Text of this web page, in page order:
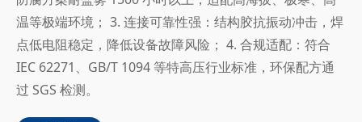
温等极端环境； 3. 连接可靠性强：结构胶抗振动冲击，焊
点低电阻稳定，降低设备故障风险； 4. 合规适配：符合
IEC 62271、GB/T 1094 等特高压行业标准，环保配方通
过 SGS 检测。